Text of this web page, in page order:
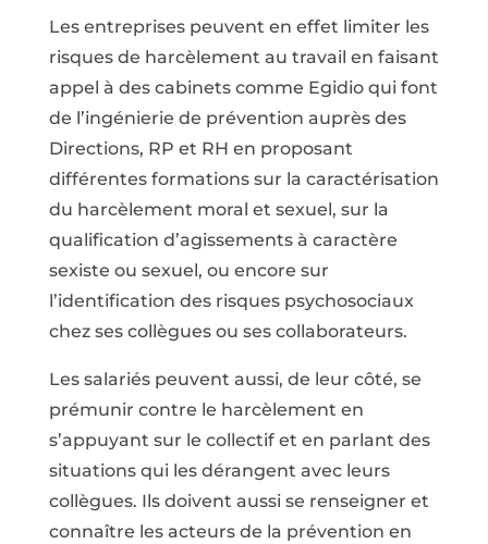
Les entreprises peuvent en effet limiter les
risques de harcèlement au travail en faisant
appel à des cabinets comme Egidio qui font
de l’ingénierie de prévention auprès des
Directions, RP et RH en proposant
différentes formations sur la caractérisation
du harcèlement moral et sexuel, sur la
qualification d’agissements à caractère
sexiste ou sexuel, ou encore sur
l’identification des risques psychosociaux
chez ses collègues ou ses collaborateurs.
Les salariés peuvent aussi, de leur côté, se
prémunir contre le harcèlement en
s’appuyant sur le collectif et en parlant des
situations qui les dérangent avec leurs
collègues. Ils doivent aussi se renseigner et
connaître les acteurs de la prévention en